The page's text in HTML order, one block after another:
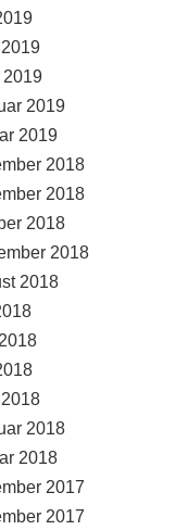
2019
2019
2019
2018
2018
2018
2018
2018
2018
2018
2017
2017